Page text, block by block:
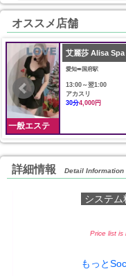
オススメ店舗
一般エステ
艾麗莎 Alisa Spa
愛知➠国府駅
13:00～翌1:00
アカスリ
30分4,000円
詳細情報 Detail Information
システム
Price list is
もっと